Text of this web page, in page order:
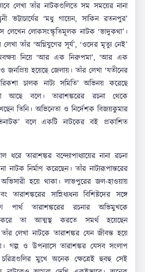
লেখা তাঁর নাটকগুলিতে সম সময়ের নানা
ভট্টাচার্যের ‘মধু গায়েন, সাকিন রতনপুর’
লেখেন লোকসংস্কৃতিমূলক নাটক ‘ভাদুকথা’।
লেখা তাঁর ‘অগ্নিযুগের সূর্য’, ‘ওদের মৃত্যু নেই’
নিয়ে ‘আর এক নিরুপমা’, ‘আর এক
জনপ্রিয় হয়েছে জেলায়। তাঁর লেখা ‘যতীনের
চালক নাট্য সমিতি’ অভিনয় করেছে
আছে বলে। তারাশঙ্করের রচনা থেকে
তিনি। অভিনেতা ও নির্দেশক বিজয়কুমার
বলে একটি নাটকের বই প্রকাশিত
ধরে তারাশঙ্কর বন্দ্যোপাধ্যায়ের নানা রচনা
নাটক নির্মাণ করেছেন। তাঁর নাট্যরূপান্তরের
হয়ে থাকা। লাভপুরের জল-হাওয়ায়
সান্নিধ্যধন্য বিশিষ্টদের সঙ্গে
পার্থ তারাশঙ্করের রচনার অভিমুখকে
করে তা আত্মস্থ করতে সমর্থ হয়েছেন
লেখা নাটকে তারাশঙ্কর যেন জীবন্ত হয়ে
গল্প ও উপন্যাসে তারাশঙ্কর যেসব সংলাপ
মুখে অনেক ক্ষেত্রেই হুবহু সেই